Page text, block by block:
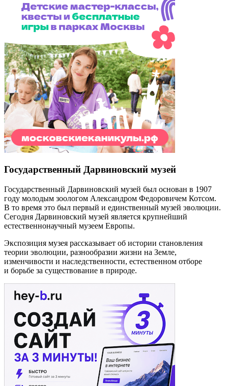
Государственный Дарвиновский музей
Государственный Дарвиновский музей был основан в 1907
году молодым зоологом Александром Федоровичем Котсом.
В то время это был первый и единственный музей эволюции.
Сегодня Дарвиновский музей является крупнейший
естественнонаучный музеем Европы.
Экспозиция музея рассказывает об истории становления
теории эволюции, разнообразии жизни на Земле,
изменчивости и наследственности, естественном отборе
и борьбе за существование в природе.